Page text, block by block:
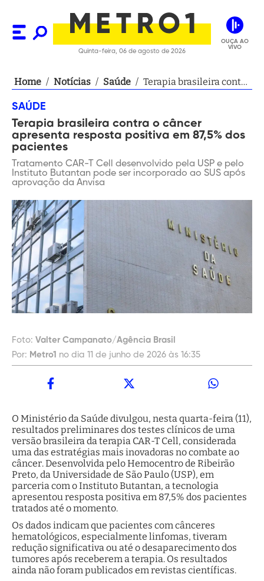
Quinta-feira, 06 de agosto de 2026
OUÇA AO
VIVO
Home / Notícias / Saúde / Terapia brasileira contra
87,5% dos pacientes
SAÚDE
Terapia brasileira contra o câncer
apresenta resposta positiva em 87,5% dos
pacientes
Tratamento CAR-T Cell desenvolvido pela USP e pelo
Instituto Butantan pode ser incorporado ao SUS após
aprovação da Anvisa
Foto: Valter Campanato/Agência Brasil
Por: Metro1 no dia 11 de junho de 2026 às 16:35
O Ministério da Saúde divulgou, nesta quarta-feira (11),
resultados preliminares dos testes clínicos de uma
versão brasileira da terapia CAR-T Cell, considerada
uma das estratégias mais inovadoras no combate ao
câncer. Desenvolvida pelo Hemocentro de Ribeirão
Preto, da Universidade de São Paulo (USP), em
parceria com o Instituto Butantan, a tecnologia
apresentou resposta positiva em 87,5% dos pacientes
tratados até o momento.
Os dados indicam que pacientes com cânceres
hematológicos, especialmente linfomas, tiveram
redução significativa ou até o desaparecimento dos
tumores após receberem a terapia. Os resultados
ainda não foram publicados em revistas científicas.